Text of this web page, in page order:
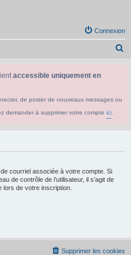
Connexion
accessible uniquement en
de poster de nouveaux messages ou
demander à supprimer votre compte ici
courriel associée à votre compte. Si
de contrôle de l’utilisateur, il s’agit de
lors de votre inscription.
Supprimer les cookies